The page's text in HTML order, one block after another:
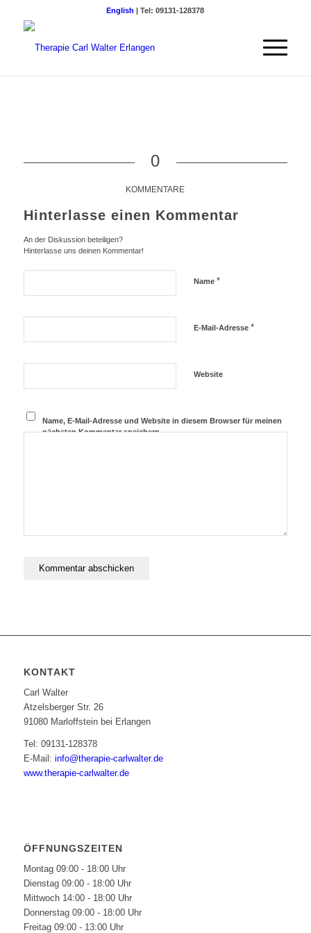
English | Tel: 09131-128378
0
KOMMENTARE
Hinterlasse einen Kommentar
An der Diskussion beteiligen?
Hinterlasse uns deinen Kommentar!
Name *
E-Mail-Adresse *
Website
Name, E-Mail-Adresse und Website in diesem Browser für meinen
nächsten Kommentar speichern.
KONTAKT
Carl Walter
Atzelsberger Str. 26
91080 Marloffstein bei Erlangen
Tel: 09131-128378
E-Mail: info@therapie-carlwalter.de
www.therapie-carlwalter.de
ÖFFNUNGSZEITEN
Montag 09:00 - 18:00 Uhr
Dienstag 09:00 - 18:00 Uhr
Mittwoch 14:00 - 18:00 Uhr
Donnerstag 09:00 - 18:00 Uhr
Freitag 09:00 - 13:00 Uhr